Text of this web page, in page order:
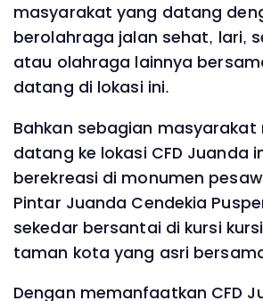
masyarakat yang datang
berolahraga jalan sehat, lari,
atau olahraga lainnya
datang di lokasi ini.
Bahkan sebagian masyarakat
datang ke lokasi CFD Juanda
berekreasi di monumen
Pintar Juanda Cendekia
sekedar bersantai di kursi
taman kota yang asri
Dengan memanfaatkan CFD